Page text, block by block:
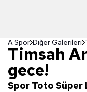
A Spor Diğer Galerileri
Timsah
gece!
Spor Toto Süper